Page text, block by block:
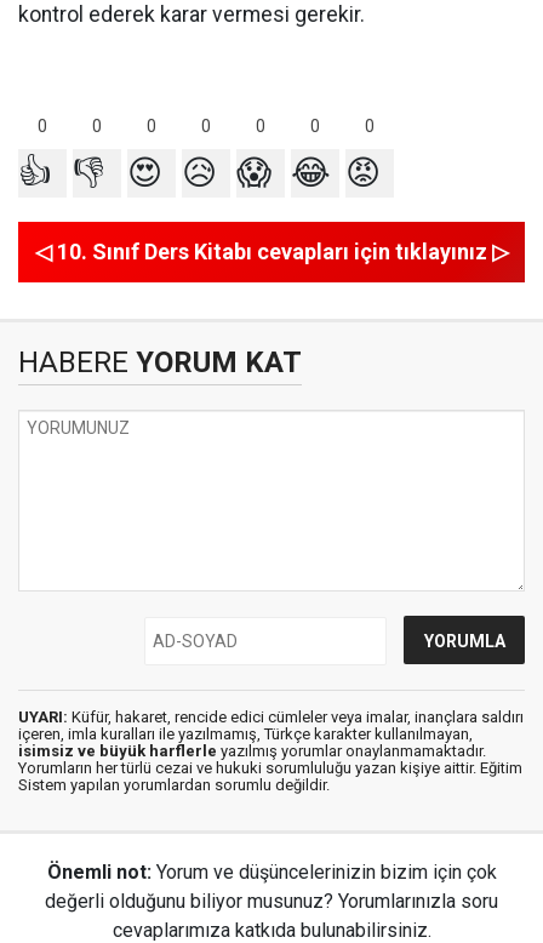
kontrol ederek karar vermesi gerekir.
0 0 0 0 0 0 0
👍 👎 😍 😥 😱 😂 😡
◁ 10. Sınıf Ders Kitabı cevapları için tıklayınız ▷
HABERE YORUM KAT
UYARI: Küfür, hakaret, rencide edici cümleler veya imalar, inançlara saldırı
içeren, imla kuralları ile yazılmamış, Türkçe karakter kullanılmayan,
isimsiz ve büyük harflerle yazılmış yorumlar onaylanmamaktadır.
Yorumların her türlü cezai ve hukuki sorumluluğu yazan kişiye aittir. Eğitim
Sistem yapılan yorumlardan sorumlu değildir.
Önemli not: Yorum ve düşüncelerinizin bizim için çok
değerli olduğunu biliyor musunuz? Yorumlarınızla soru
cevaplarımıza katkıda bulunabilirsiniz.